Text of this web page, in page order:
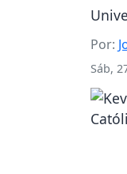
Por:
Sáb,